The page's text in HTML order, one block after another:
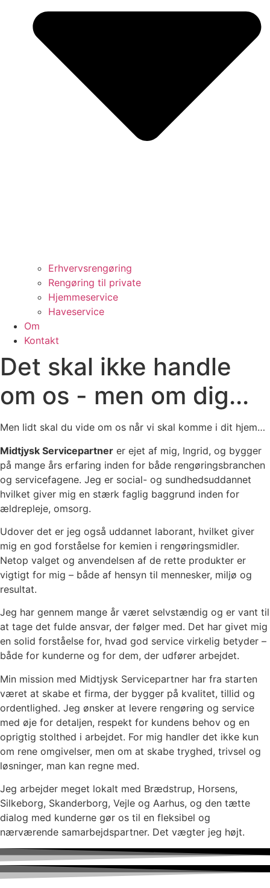
Erhvervsrengøring
Rengøring til private
Hjemmeservice
Haveservice
Om
Kontakt
Det skal ikke handle
om os - men om dig...
Men lidt skal du vide om os når vi skal komme i dit hjem…
Midtjysk Servicepartner er ejet af mig, Ingrid, og bygger
på mange års erfaring inden for både rengøringsbranchen
og servicefagene. Jeg er social- og sundhedsuddannet
hvilket giver mig en stærk faglig baggrund inden for
ældrepleje, omsorg.
Udover det er jeg også uddannet laborant, hvilket giver
mig en god forståelse for kemien i rengøringsmidler.
Netop valget og anvendelsen af de rette produkter er
vigtigt for mig – både af hensyn til mennesker, miljø og
resultat.
Jeg har gennem mange år været selvstændig og er vant til
at tage det fulde ansvar, der følger med. Det har givet mig
en solid forståelse for, hvad god service virkelig betyder –
både for kunderne og for dem, der udfører arbejdet.
Min mission med Midtjysk Servicepartner har fra starten
været at skabe et firma, der bygger på kvalitet, tillid og
ordentlighed. Jeg ønsker at levere rengøring og service
med øje for detaljen, respekt for kundens behov og en
oprigtig stolthed i arbejdet. For mig handler det ikke kun
om rene omgivelser, men om at skabe tryghed, trivsel og
løsninger, man kan regne med.
Jeg arbejder meget lokalt med Brædstrup, Horsens,
Silkeborg, Skanderborg, Vejle og Aarhus, og den tætte
dialog med kunderne gør os til en fleksibel og
nærværende samarbejdspartner. Det vægter jeg højt.